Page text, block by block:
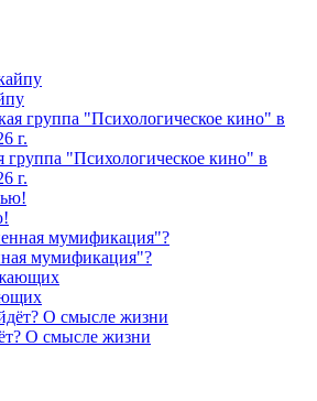
группа "Психологическое кино" в
г.
мумификация"?
О смысле жизни